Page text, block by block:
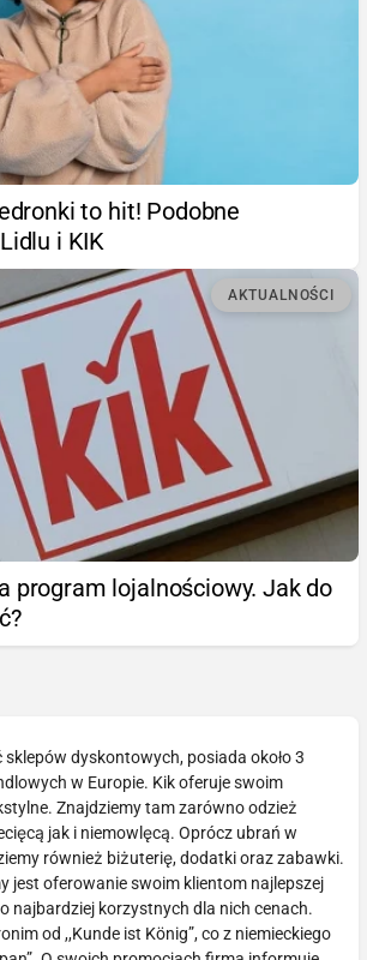
to hit! Podobne
i KIK
AKTUALNOŚCI
program lojalnościowy. Jak do
sklepów dyskontowych, posiada około 3
w Europie. Kik oferuje swoim
Znajdziemy tam zarówno odzież
jak i niemowlęcą. Oprócz ubrań w
również biżuterię, dodatki oraz zabawki.
jest oferowanie swoim klientom najlepszej
najbardziej korzystnych dla nich cenach.
od ,,Kunde ist König”, co z niemieckiego